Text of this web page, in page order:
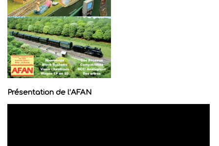
Présentation de l’AFAN